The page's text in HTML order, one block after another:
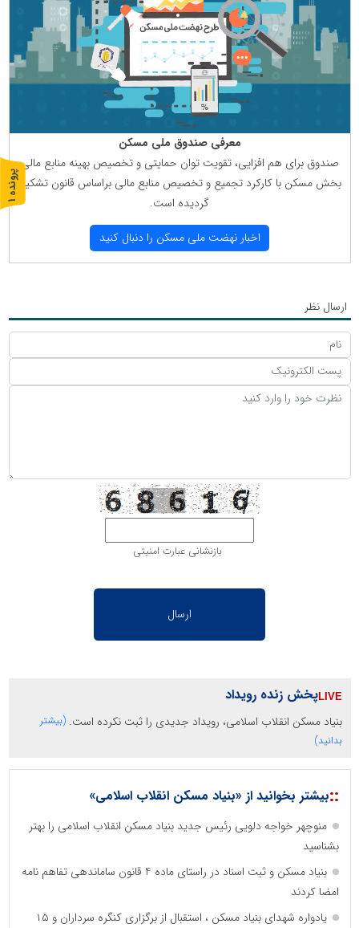
معرفی صندوق ملی مسكن
صندوق برای هم افزایی، تقویت توان حمایتی و تخصیص بهینه منابع مالی
بخش مسكن با كاركرد تجمیع و تخصیص منابع مالی براساس قانون تشكیل
گردیده است.
اخبار نهضت ملی مسكن را دنبال كنید
ارسال نظر
بازنشانی عبارت امنیتی
پخش زنده رویداد
بنیاد مسکن انقلاب اسلامی، رویداد جدیدی را ثبت نکرده است. (بیشتر
بدانید)
::بیشتر بخوانید از «بنیاد مسکن انقلاب اسلامی»
منوچهر خواجه دلویی رئیس جدید بنیاد مسکن انقلاب اسلامی را بهتر
بشناسید
بنیاد مسکن و ثبت اسناد در راستای ماده 4 قانون ساماندهی تفاهم نامه
امضا کردند
یادواره شهدای بنیاد مسکن ، استقبال از برگزاری کنگره سرداران و ۱۵
پ
ر
و
ن
د
ه
1